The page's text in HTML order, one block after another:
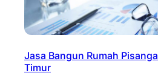
Jasa Bangun Rumah
Timur